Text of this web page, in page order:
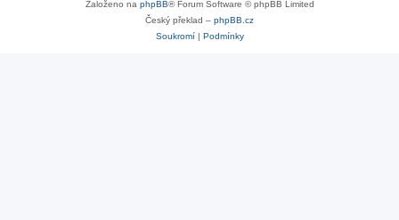
Založeno na phpBB® Forum Software © phpBB Limited
Český překlad – phpBB.cz
Soukromí| Podmínky